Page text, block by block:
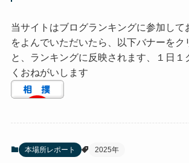
当サイトはブログランキングに参加して
をよんでいただいたら、以下バナーをク
と、ランキングに反映されます、１日１
くおねがいします
本場所レポート 2025年